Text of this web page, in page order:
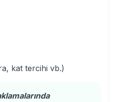
kat tercihi vb.)